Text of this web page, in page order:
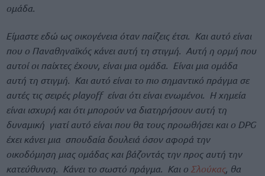
ομάδα.
Είμαστε εδώ ως οικογένεια όταν παίζεις έτσι. Και αυτό είναι
που ο Παναθηναϊκός κάνει αυτή τη στιγμή. Αυτή η ορμή που
αυτοί οι παίχτες έχουν, είναι μια ομάδα. Είναι μια ομάδα
αυτή τη στιγμή. Και αυτό είναι το πιο σημαντικό πράγμα σε
αυτές τις σειρές playoff είναι ότι είναι ενωμένοι. Η χημεία
είναι ισχυρή και ότι μπορούν να διατηρήσουν αυτή τη
δυναμική γιατί αυτό είναι που θα τους προωθήσει και ο DPG
έχει κάνει μια σπουδαία δουλειά όσον αφορά την
οικοδόμηση μιας ομάδας και βάζοντάς την προς αυτή την
κατεύθυνση. Κάνει το σωστό πράγμα. Και ο Σλούκας, θα